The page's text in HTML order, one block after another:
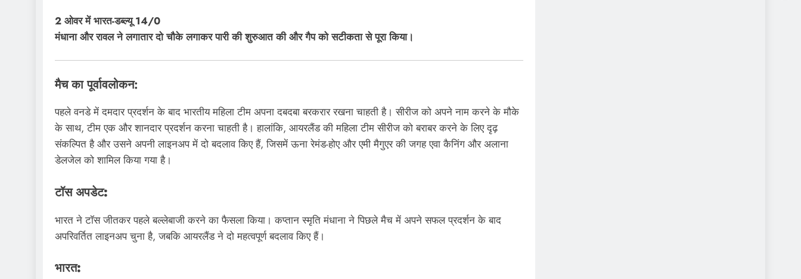
2 ओवर में भारत-डब्ल्यू 14/0
मंधाना और रावल ने लगातार दो चौके लगाकर पारी की शुरुआत की और गैप को सटीकता से पूरा किया।
मैच का पूर्वावलोकन:
पहले वनडे में दमदार प्रदर्शन के बाद भारतीय महिला टीम अपना दबदबा बरकरार रखना चाहती है। सीरीज को अपने नाम करने के मौके
के साथ, टीम एक और शानदार प्रदर्शन करना चाहती है। हालांकि, आयरलैंड की महिला टीम सीरीज को बराबर करने के लिए दृढ़
संकल्पित है और उसने अपनी लाइनअप में दो बदलाव किए हैं, जिसमें ऊना रेमंड-होए और एमी मैगुएर की जगह एवा कैनिंग और अलाना
डेलजेल को शामिल किया गया है।
टॉस अपडेट:
भारत ने टॉस जीतकर पहले बल्लेबाजी करने का फैसला किया। कप्तान स्मृति मंधाना ने पिछले मैच में अपने सफल प्रदर्शन के बाद
अपरिवर्तित लाइनअप चुना है, जबकि आयरलैंड ने दो महत्वपूर्ण बदलाव किए हैं।
भारत: